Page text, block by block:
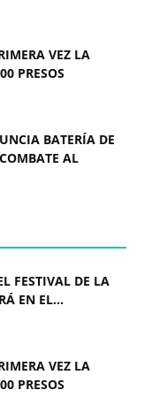
VEZ LA
PRESOS
BATERÍA DE
AL
FESTIVAL DE LA
EN EL...
VEZ LA
PRESOS